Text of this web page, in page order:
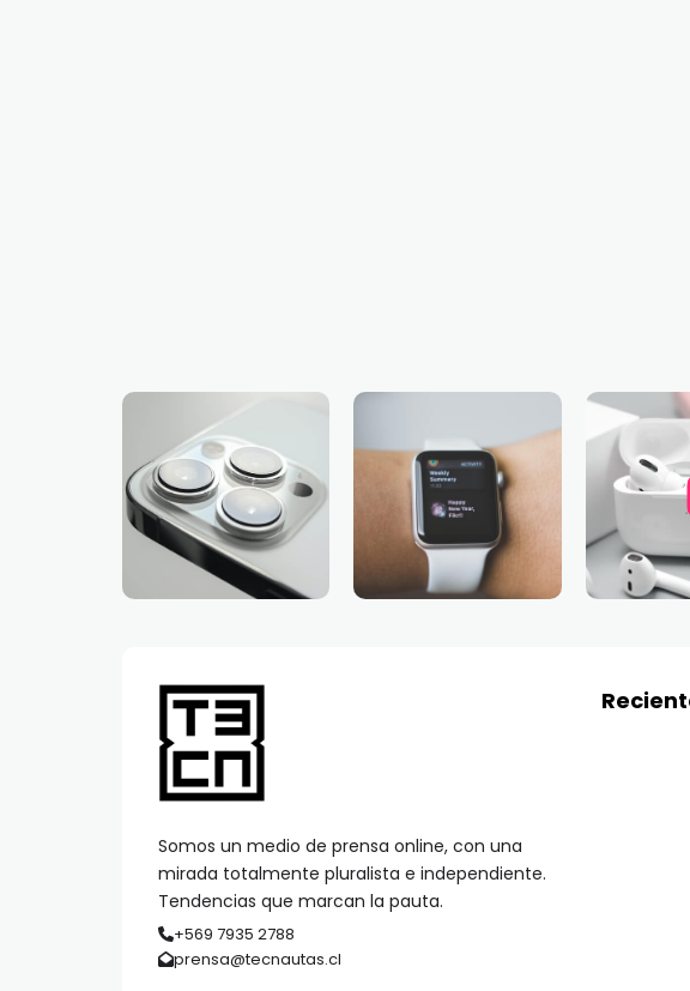
Somos un medio de prensa online, con una
mirada totalmente pluralista e independiente.
Tendencias que marcan la pauta.
+569 7935 2788
prensa@tecnautas.cl